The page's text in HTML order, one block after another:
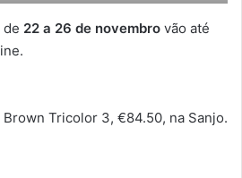
de 22 a 26 de novembro vão até
Brown Tricolor 3, €84.50, na Sanjo.